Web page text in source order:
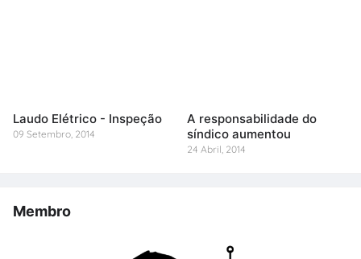
Laudo Elétrico - Inspeção
09 Setembro, 2014
A responsabilidade do
síndico aumentou
24 Abril, 2014
Membro